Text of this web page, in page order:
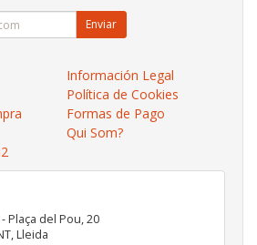
Enviar
Información Legal
Política de Cookies
Formas de Pago
Qui Som?
Plaça del Pou, 20
,Lleida